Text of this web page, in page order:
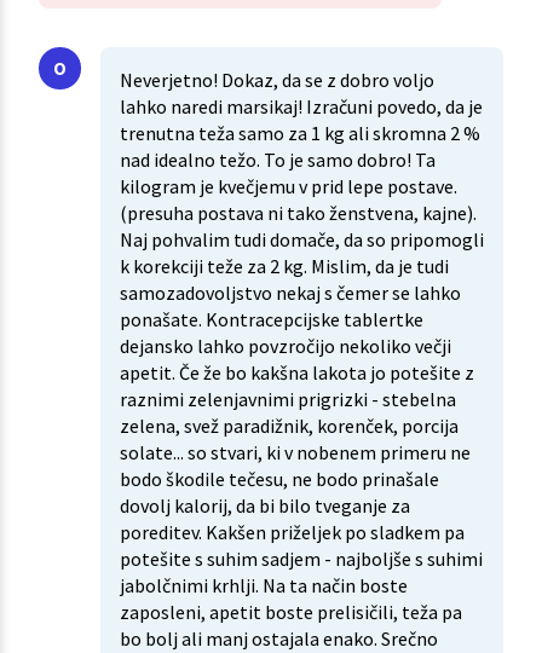
Neverjetno! Dokaz, da se z dobro voljo
lahko naredi marsikaj! Izračuni povedo, da je
trenutna teža samo za 1 kg ali skromna 2 %
nad idealno težo. To je samo dobro! Ta
kilogram je kvečjemu v prid lepe postave.
(presuha postava ni tako ženstvena, kajne).
Naj pohvalim tudi domače, da so pripomogli
k korekciji teže za 2 kg. Mislim, da je tudi
samozadovoljstvo nekaj s čemer se lahko
ponašate. Kontracepcijske tablertke
dejansko lahko povzročijo nekoliko večji
apetit. Če že bo kakšna lakota jo potešite z
raznimi zelenjavnimi prigrizki - stebelna
zelena, svež paradižnik, korenček, porcija
solate... so stvari, ki v nobenem primeru ne
bodo škodile tečesu, ne bodo prinašale
dovolj kalorij, da bi bilo tveganje za
poreditev. Kakšen priželjek po sladkem pa
potešite s suhim sadjem - najboljše s suhimi
jabolčnimi krhlji. Na ta način boste
zaposleni, apetit boste prelisičili, teža pa
bo bolj ali manj ostajala enako. Srečno